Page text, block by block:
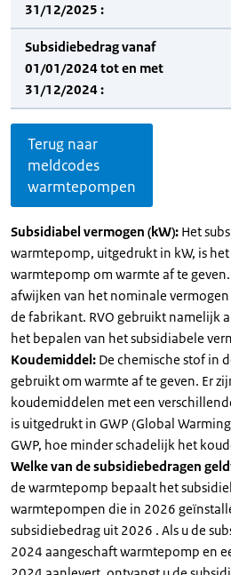
31/12/2025 :
Subsidiebedrag vanaf
01/01/2024 tot en met
31/12/2024 :
Terug naar
meldcodes
warmtepompen
Subsidiabel vermogen (kW): Het
warmtepomp, uitgedrukt in kW, is
warmtepomp om warmte af te
afwijken van het nominale
de fabrikant. RVO gebruikt namelijk
het bepalen van het subsidiabele
Koudemiddel: De chemische stof in
gebruikt om warmte af te geven. Er
koudemiddelen met een
is uitgedrukt in GWP (Global
GWP, hoe minder schadelijk het
Welke van de subsidiebedragen
de warmtepomp bepaalt het
warmtepompen die in 2026
subsidiebedrag uit 2026 . Als u de
2024 aangeschaft warmtepomp en